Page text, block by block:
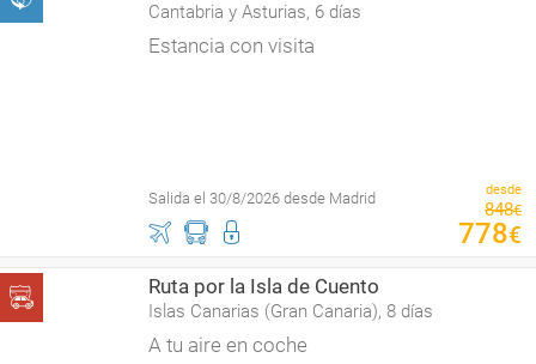
Cantabria y Asturias, 6 días
Estancia con visita
Salida el 30/8/2026 desde Madrid desde
848€
778€
Ruta por la Isla de Cuento
Islas Canarias (Gran Canaria), 8 días
A tu aire en coche